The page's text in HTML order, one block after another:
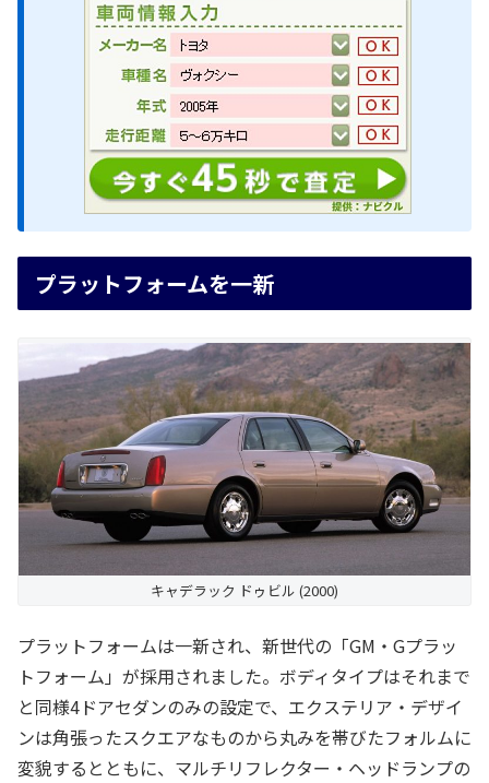
プラットフォームを一新
キャデラック ドゥビル (2000)
プラットフォームは一新され、新世代の「GM・Gプラッ
トフォーム」が採用されました。ボディタイプはそれまで
と同様4ドアセダンのみの設定で、エクステリア・デザイ
ンは角張ったスクエアなものから丸みを帯びたフォルムに
変貌するとともに、マルチリフレクター・ヘッドランプの